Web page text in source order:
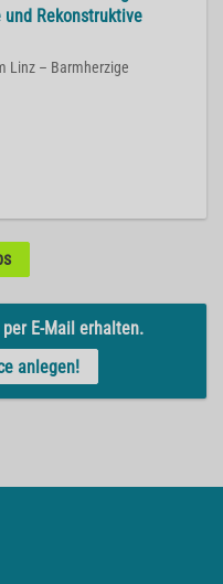
und Rekonstruktive
Linz – Barmherzige
E-Mail erhalten.
anlegen!